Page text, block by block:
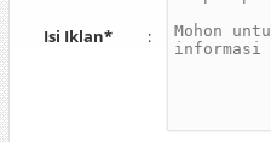
Isi Iklan* :